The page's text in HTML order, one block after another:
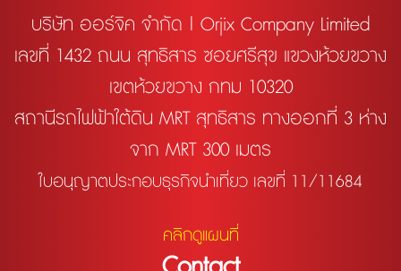
บริษัท ออร์จิค จำกัด | Orjix Company Limited
เลขที่ 1432 ถนน สุทธิสาร ซอยศรีสุข แขวงห้วยขวาง
เขตห้วยขวาง กทม 10320
สถานีรถไฟฟ้าใต้ดิน MRT สุทธิสาร ทางออกที่ 3 ห่าง
จาก MRT 300 เมตร
ใบอนุญาตประกอบธุรกิจนำเที่ยว เลขที่ 11/11684
คลิกดูแผนที่